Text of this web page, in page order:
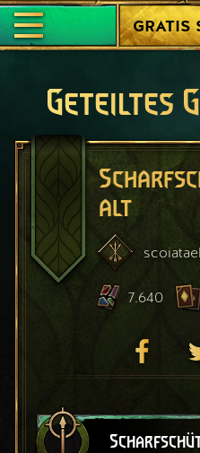
GRATIS
Geteiltes
alt
scoiatael
7.640